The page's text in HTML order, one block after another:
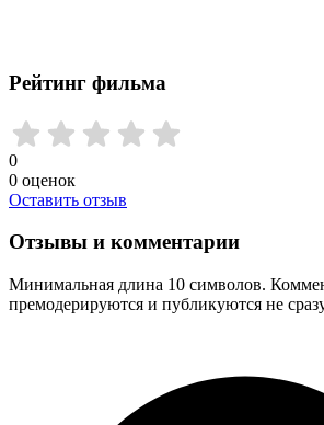
Рейтинг фильма
0
0 оценок
Оставить отзыв
Отзывы и комментарии
Минимальная длина 10 символов.
премодерируются и публикуются не